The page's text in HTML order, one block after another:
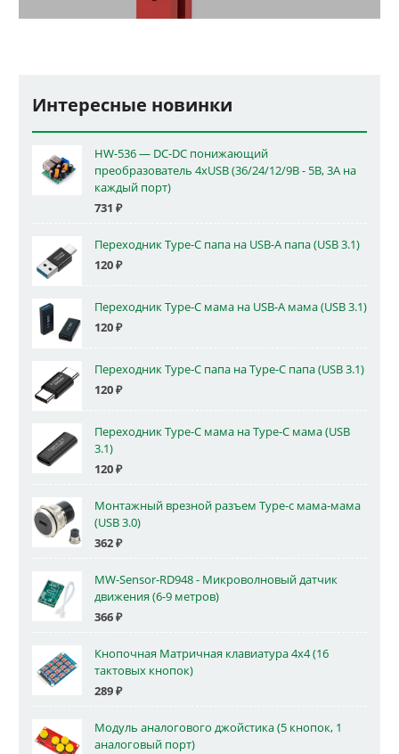
Интересные новинки
HW-536 — DC-DC понижающий
преобразователь 4xUSB (36/24/12/9В - 5В, 3А на
каждый порт)
731 ₽
Переходник Type-C папа на USB-A папа (USB 3.1)
120₽
Переходник Type-C мама на USB-A мама (USB 3.1)
120₽
Переходник Type-C папа на Type-C папа (USB 3.1)
120₽
Переходник Type-C мама на Type-C мама (USB
3.1)
120₽
Монтажный врезной разъем Type-c мама-мама
(USB 3.0)
362₽
MW-Sensor-RD948 - Микроволновый датчик
движения (6-9 метров)
366₽
Кнопочная Матричная клавиатура 4x4 (16
тактовых кнопок)
289₽
Модуль аналогового джойстика (5 кнопок, 1
аналоговый порт)